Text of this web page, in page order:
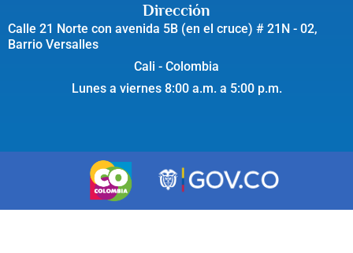
Dirección
Calle 21 Norte con avenida 5B (en el cruce) # 21N - 02,
Barrio Versalles
Cali - Colombia
Lunes a viernes 8:00 a.m. a 5:00 p.m.